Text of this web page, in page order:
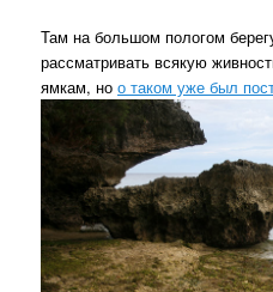
Там на большом пологом
рассматривать всякую
ямкам, ноо таком уже был